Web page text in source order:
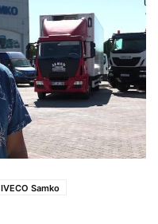
IVECO Samko